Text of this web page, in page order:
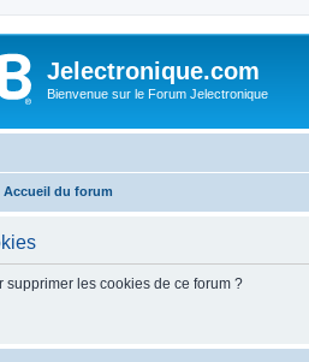
Jelectronique.com
Bienvenue sur le Forum Jelectronique
Accueil du forum
supprimer les cookies de ce forum ?